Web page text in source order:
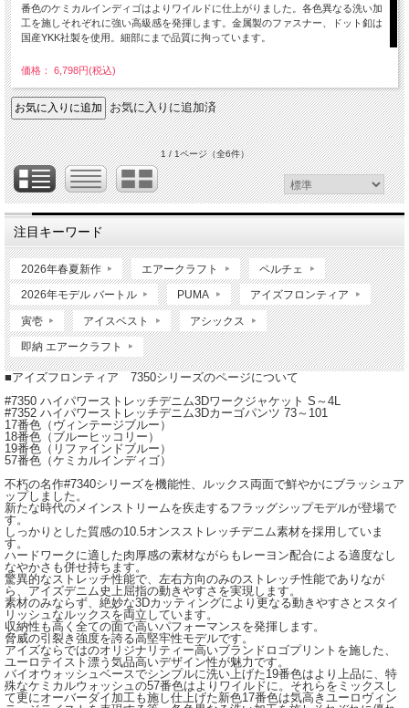
番色のケミカルインディゴはよりワイルドに仕上がりました。各色異なる洗い加
工を施しそれぞれに強い高級感を発揮します。金属製のファスナー、ドット釦は
国産YKK社製を使用。細部にまで品質に拘っています。
価格： 6,798円(税込)
お気に入りに追加済
1 / 1ページ（全6件）
注目キーワード
2026年春夏新作 エアークラフト ペルチェ
2026年モデル バートル PUMA アイズフロンティア
寅壱 アイスベスト アシックス
即納 エアークラフト
■アイズフロンティア 7350シリーズのページについて
#7350 ハイパワーストレッチデニム3Dワークジャケット S～4L
#7352 ハイパワーストレッチデニム3Dカーゴパンツ 73～101
17番色（ヴィンテージブルー）
18番色（ブルーヒッコリー）
19番色（リファインドブルー）
57番色（ケミカルインディゴ）
不朽の名作#7340シリーズを機能性、ルックス両面で鮮やかにブラッシュア
ップしました。
新たな時代のメインストリームを疾走するフラッグシップモデルが登場で
す。
しっかりとした質感の10.5オンスストレッチデニム素材を採用していま
す。
ハードワークに適した肉厚感の素材ながらもレーヨン配合による適度なし
なやかさも併せ持ちます。
驚異的なストレッチ性能で、左右方向のみのストレッチ性能でありなが
ら、アイズデニム史上屈指の動きやすさを実現します。
素材のみならず、絶妙な3Dカッティングにより更なる動きやすさとスタイ
リッシュなルックスを両立しています。
収納性も高く全ての面で高いパフォーマンスを発揮します。
脅威の引裂き強度を誇る高堅牢性モデルです。
アイズならではのオリジナリティー高いブランドロゴプリントを施した、
ユーロテイスト漂う気品高いデザイン性が魅力です。
バイオウォッシュベースでシンプルに洗い上げた19番色はより上品に、特
殊なケミカルウォッシュの57番色はよりワイルドに。それらをミックスし
て更にオーバーダイ加工も施し仕上げた新色17番色は気高きユーロヴィン